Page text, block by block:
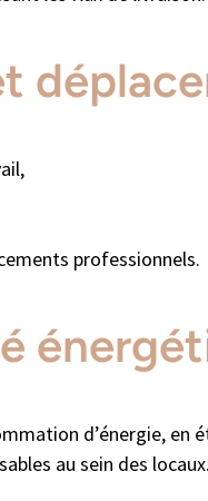
professionnels.
d’énergie,
au sein des